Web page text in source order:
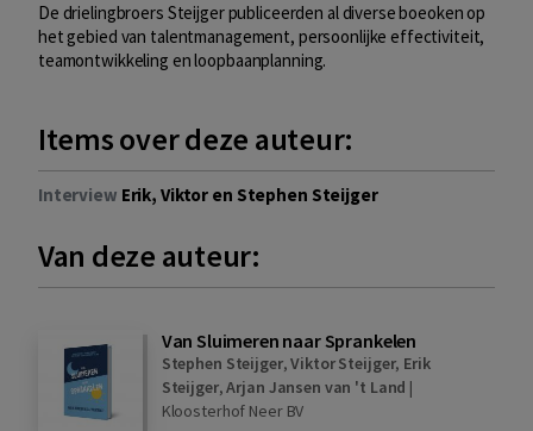
De drielingbroers Steijger publiceerden al diverse boeoken op
het gebied van talentmanagement, persoonlijke effectiviteit,
teamontwikkeling en loopbaanplanning.
Items over deze auteur:
Interview Erik, Viktor en Stephen Steijger
Van deze auteur:
Van Sluimeren naar Sprankelen
Stephen Steijger,Viktor Steijger, Erik
Steijger,Arjan Jansen van 't Land |
Kloosterhof Neer BV